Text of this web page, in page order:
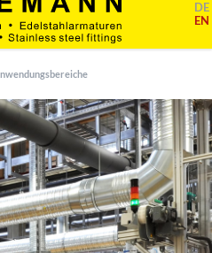
vor allem mit Cookies und mit
Verhalten kann nicht zu Ihnen
dieser Analyse widersprechen
bestimmter Tools verhindern.
Sie in unserer
DE
EN